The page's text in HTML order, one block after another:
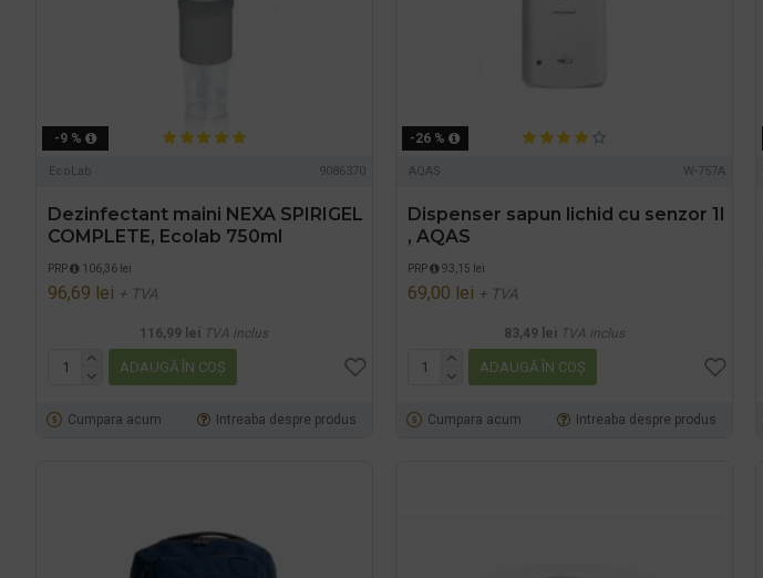
-9 %
EcoLab 9086370
Dezinfectant maini NEXA SPIRIGEL
COMPLETE, Ecolab 750ml
PRP 106,36 lei
96,69 lei + TVA
116,99 lei TVA inclus
ADAUGĂ ÎN COŞ
Cumpara acum Intreaba despre produs
-26 %
AQAS W-757A
Dispenser sapun lichid cu senzor 1l
, AQAS
PRP 93,15 lei
69,00 lei + TVA
83,49 lei TVA inclus
ADAUGĂ ÎN COŞ
Cumpara acum Intreaba despre produs